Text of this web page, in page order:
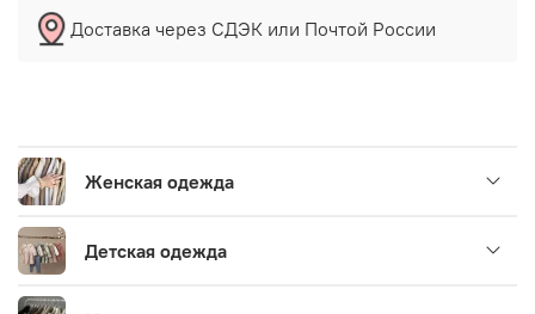
Доставка через СДЭК или Почтой России
Женская одежда
Детская одежда